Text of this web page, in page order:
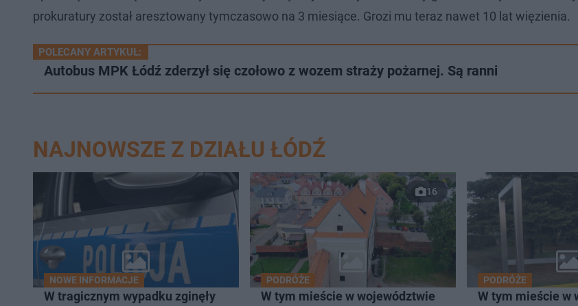
prokuratury został aresztowany tymczasowo na 3 miesiące. Grozi mu teraz nawet 10 lat więzienia.
POLECANY ARTYKUŁ:
Autobus MPK Łódź zderzył się czołowo z wozem straży pożarnej. Są ranni
NAJNOWSZE Z DZIAŁU ŁÓDŹ
NOWE INFORMACJE
W tragicznym wypadku zginęły
16
PODRÓŻE
W tym mieście w województwie
PODRÓŻE
W tym mieście w